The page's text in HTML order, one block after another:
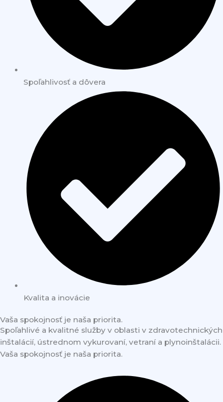
Spoľahlivosť a dôvera
Kvalita a inovácie
Vaša spokojnosť je naša priorita.
Spoľahlivé a kvalitné služby v oblasti v zdravotechnických
inštalácií, ústrednom vykurovaní, vetraní a plynoinštalácii.
Vaša spokojnosť je naša priorita.